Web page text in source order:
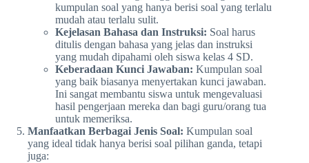
kumpulan soal yang hanya berisi soal yang terlalu
mudah atau terlalu sulit.
Kejelasan Bahasa dan Instruksi: Soal harus
ditulis dengan bahasa yang jelas dan instruksi
yang mudah dipahami oleh siswa kelas 4 SD.
Keberadaan Kunci Jawaban: Kumpulan soal
yang baik biasanya menyertakan kunci jawaban.
Ini sangat membantu siswa untuk mengevaluasi
hasil pengerjaan mereka dan bagi guru/orang tua
untuk memeriksa.
Manfaatkan Berbagai Jenis Soal: Kumpulan soal
yang ideal tidak hanya berisi soal pilihan ganda, tetapi
juga: